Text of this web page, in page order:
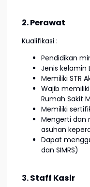
2. Perawat
Kualifikasi :
Pendidikan
Jenis kelamin
Memiliki STR
Wajib
Rumah Sakit
Memiliki
Mengerti dan
asuhan
Dapat
dan SIMRS)
3. Staff Kasir